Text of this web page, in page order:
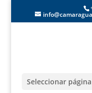
Seleccionar página